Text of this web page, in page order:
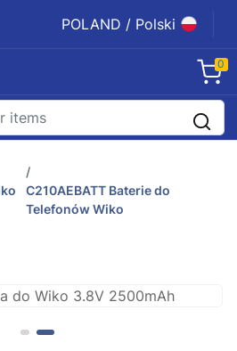
POLAND / Polski
0
C210AEBATT Baterie do
Telefonów Wiko